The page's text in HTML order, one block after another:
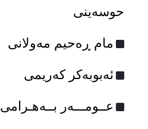
حوسەینی
مام ڕه‌حیم مه‌ولانی
ئەبوبەکر کەریمی
عــومـــەر بــەهـرامی